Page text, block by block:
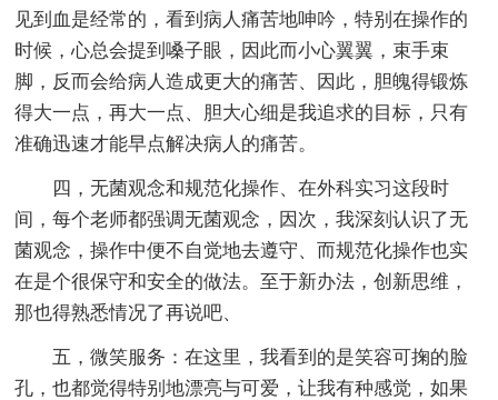
见到血是经常的，看到病人痛苦地呻吟，特别在操作的
时候，心总会提到嗓子眼，因此而小心翼翼，束手束
脚，反而会给病人造成更大的痛苦、因此，胆魄得锻炼
得大一点，再大一点、胆大心细是我追求的目标，只有
准确迅速才能早点解决病人的痛苦。
四，无菌观念和规范化操作、在外科实习这段时
间，每个老师都强调无菌观念，因次，我深刻认识了无
菌观念，操作中便不自觉地去遵守、而规范化操作也实
在是个很保守和安全的做法。至于新办法，创新思维，
那也得熟悉情况了再说吧、
五，微笑服务：在这里，我看到的是笑容可掬的脸
孔，也都觉得特别地漂亮与可爱，让我有种感觉，如果